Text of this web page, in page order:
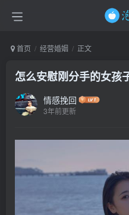
首页 经营婚姻 正文
怎么安慰刚分手的女孩
情感挽回
3年前更新